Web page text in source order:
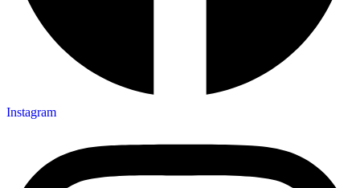
Instagram